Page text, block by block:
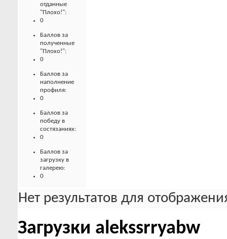
отданные
"Плохо!":
0
Баллов за
полученные
"Плохо!":
0
Баллов за
наполнение
профиля:
0
Баллов за
победу в
состязаниях:
0
Баллов за
загрузку в
галерею:
0
Нет результатов для
Загрузки alekssrryabw